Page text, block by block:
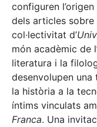
configuren
dels articles sobre
col·lectivitat d’
món acadèmic de
literatura i la
desenvolupen una
la història a la
íntims vinculats
Franca. Una